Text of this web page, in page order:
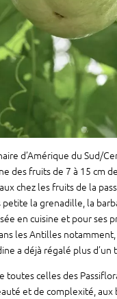
d’Amérique du Sud/
des fruits de 7 à 15 cm
chez les fruits de la
petite la grenadille, la
en cuisine et pour ses
les Antilles
a déjà régalé plus d’un
toutes celles des
et de complexité, aux